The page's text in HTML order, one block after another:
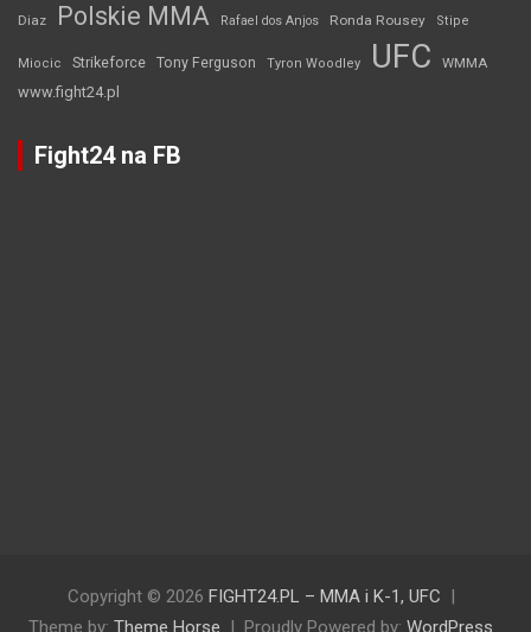
Diaz Polskie MMA Rafael dos Anjos Ronda Rousey Stipe
Miocic Strikeforce Tony Ferguson Tyron Woodley UFC WMMA
www.fight24.pl
Fight24 na FB
Copyright © 2026 FIGHT24.PL – MMA i K-1, UFC
Theme by: Theme Horse Proudly Powered by: WordPress